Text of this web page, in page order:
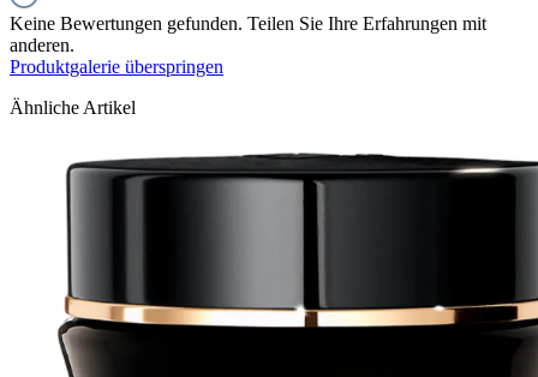
Keine Bewertungen gefunden. Teilen Sie Ihre Erfahrungen mit
anderen.
Produktgalerie überspringen
Ähnliche Artikel